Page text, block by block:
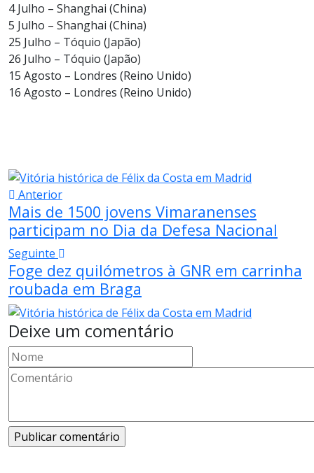
4 Julho – Shanghai (China)
5 Julho – Shanghai (China)
25 Julho – Tóquio (Japão)
26 Julho – Tóquio (Japão)
15 Agosto – Londres (Reino Unido)
16 Agosto – Londres (Reino Unido)
Anterior
Mais de 1500 jovens Vimaranenses
participam no Dia da Defesa Nacional
Seguinte
Foge dez quilómetros à GNR em carrinha
roubada em Braga
Deixe um comentário